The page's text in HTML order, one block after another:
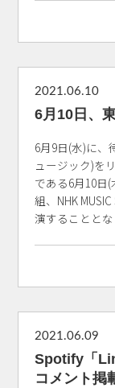
2021.06.10
6月10日、
6月9日(水)に、
ュージック)を
である6月10日
組、NHK
演することとな
2021.06.09
Spotify「
コメント掲